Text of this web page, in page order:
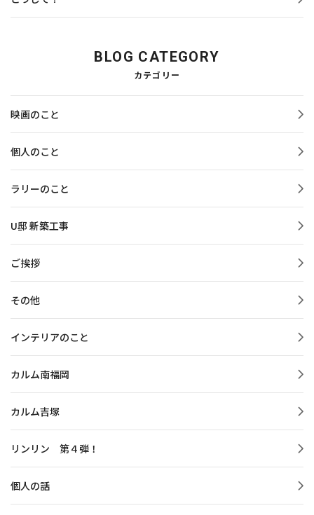
BLOG CATEGORY
カテゴリー
映画のこと
個人のこと
ラリーのこと
U邸 新築工事
ご挨拶
その他
インテリアのこと
カルム南福岡
カルム吉塚
リンリン 第４弾！
個人の話